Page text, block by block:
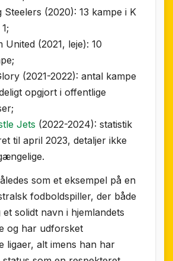
Steelers (2020): 13 kampe i K
United (2021, leje): 10
(2021-2022): antal kampe
opgjort i offentlige
Jets (2022-2024): statistik
til april 2023, detaljer ikke
som et eksempel på en
fodboldspiller, der både
solidt navn i hjemlandets
og har udforsket
ligaer, alt imens han har